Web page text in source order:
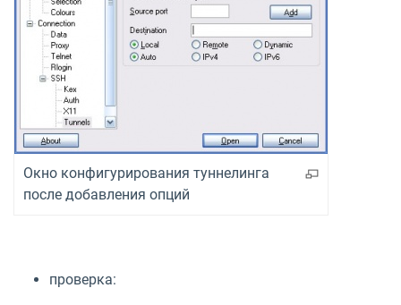
Окно конфигурирования туннелинга
после добавления опций
проверка: